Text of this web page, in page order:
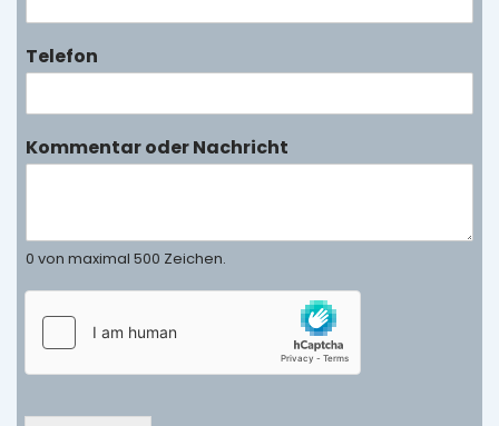
Telefon
Kommentar oder Nachricht
0 von maximal 500 Zeichen.